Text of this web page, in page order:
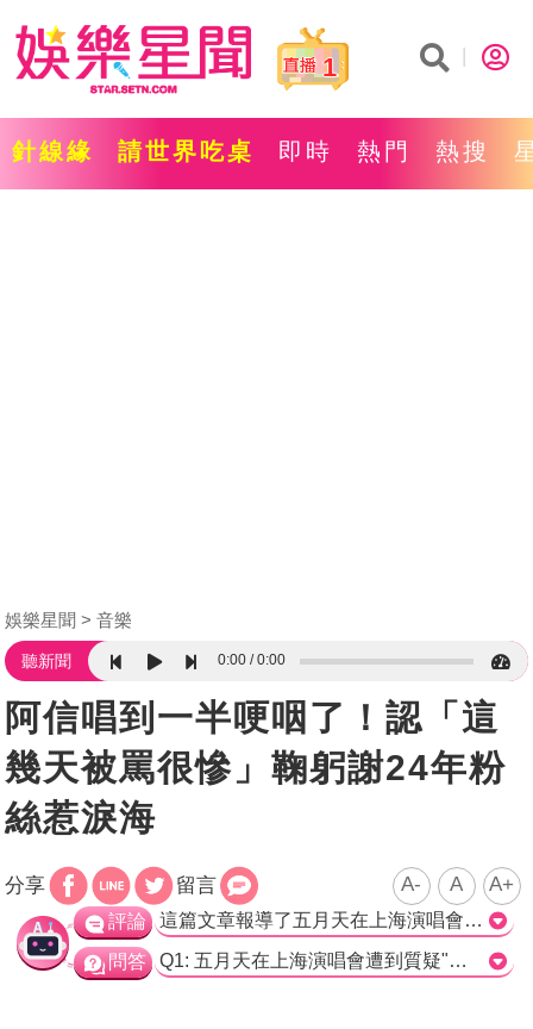
1
針線緣 請世界吃桌 即時 熱門 熱搜
娛樂星聞 音樂
聽新聞 0:00 0:00
阿信唱到一半哽咽了！認「這
幾天被罵很慘」鞠躬謝24年粉
絲惹淚海
分享 留言 A- A A+
評論 這篇文章報導了五月天在上海演唱會遭到大陸網友質疑假唱一事，並提到了經紀公司和主唱阿信都駁斥了這一傳聞。此外，文章也描述了五月天演唱會的氛圍以及阿信對粉絲的感激之情。整篇文章以中性的態度報導了事件的發展和演唱會的結束，相對客觀地呈現了五月天的表現和他們面對傳聞的回應。>
問答 Q1: 五月天在上海演唱會遭到質疑"假唱"的是哪一首歌？ A. 好好好想見到你 B. 五月天 C. 笑忘歌 D. 信仰 正確解答：A. 好好好想見到你 Q2: 阿信在演唱會尾聲關起燈，這樣做的好處是什麼？ A. 隱藏自己的表情 B. 讓觀眾羨慕不已 C. 讓演唱會更加神秘 D. 處於被尊嚴的狀態 正確解答：A. 隱藏自己的表情 Q3: 在演唱〈笑忘歌〉時，阿信走到台下與歌迷互動並哽咽，這場演唱會有幾場？ A. 24場 B. 77場 C. 1場 D. 沒有特定場次 正確解答：B. 77場